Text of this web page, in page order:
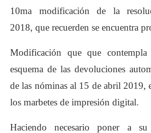
10ma modificación de la
2018, que recuerden se encuentra
Modificación que que contempla
esquema de las devoluciones
de las nóminas al 15 de abril 2019,
los marbetes de impresión digital.
Haciendo necesario poner a